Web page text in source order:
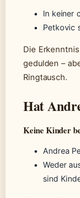
In keiner
Petkovic
Die
gedulden –
Ringtausch.
Hat
Keine Kinder
Andrea
Weder
sind